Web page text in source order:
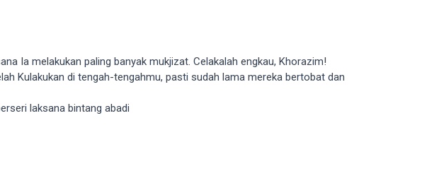
Ia melakukan paling banyak mukjizat. Celakalah engkau, Khorazim!
Kulakukan di tengah-tengahmu, pasti sudah lama mereka bertobat dan
laksana bintang abadi